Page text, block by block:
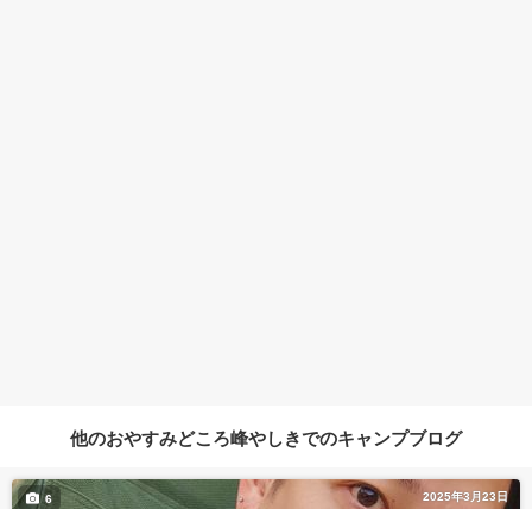
他のおやすみどころ峰やしきでのキャンプブログ
2025年3月23日
6